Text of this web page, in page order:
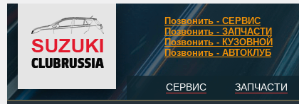
Позвонить - СЕРВИС
Позвонить - ЗАПЧАСТИ
Позвонить - КУЗОВНОЙ
Позвонить - АВТОКЛУБ
СЕРВИС ЗАПЧАСТИ